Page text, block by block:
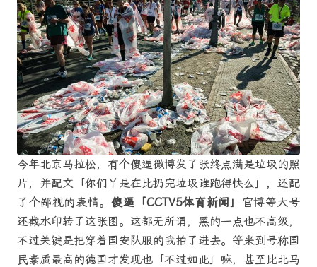
今年北京马拉松，有个傻逼微博发了张终点满是垃圾的照
片，并配文「你们丫是在比扔完垃圾谁跑得快么」，还配
了个鄙视的表情。 傻逼「CCTV5体育新闻」 官博等大号
还截水印转了这张图。这都无所谓，黑的一点也不高级，
不过关键是把穿着国安队服的我拍了进去。等来到号称国
民素质最高的德国才发现也「不过如此」嘛，甚至比北马